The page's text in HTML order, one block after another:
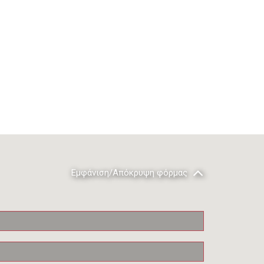
Εμφάνιση/Απόκρυψη φόρμας